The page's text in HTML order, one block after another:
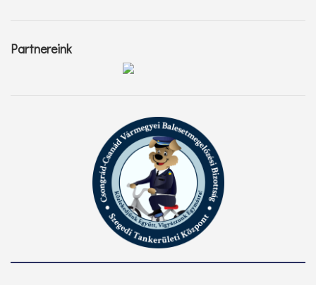
Partnereink